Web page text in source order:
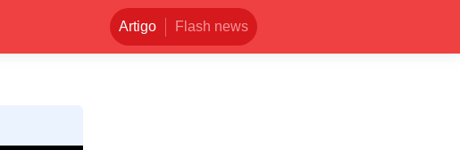
Artigo Flash news